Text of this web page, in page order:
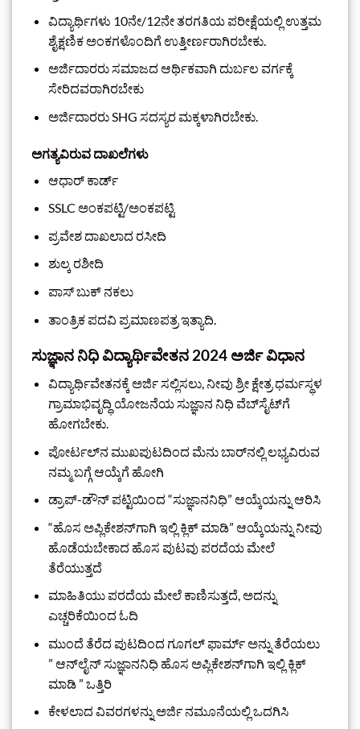
ವಿದ್ಯಾರ್ಥಿಗಳು 10ನೇ/12ನೇ ತರಗತಿಯ ಪರೀಕ್ಷೆಯಲ್ಲಿ ಉತ್ತಮ
ಶೈಕ್ಷಣಿಕ ಅಂಕಗಳೊಂದಿಗೆ ಉತ್ತೀರ್ಣರಾಗಿರಬೇಕು.
ಅರ್ಜಿದಾರರು ಸಮಾಜದ ಆರ್ಥಿಕವಾಗಿ ದುರ್ಬಲ ವರ್ಗಕ್ಕೆ
ಸೇರಿದವರಾಗಿರಬೇಕು
ಅರ್ಜಿದಾರರು SHG ಸದಸ್ಯರ ಮಕ್ಕಳಾಗಿರಬೇಕು.
ಅಗತ್ಯವಿರುವ ದಾಖಲೆಗಳು
ಆಧಾರ್ ಕಾರ್ಡ್
SSLC ಅಂಕಪಟ್ಟಿ/ಅಂಕಪಟ್ಟಿ
ಪ್ರವೇಶ ದಾಖಲಾದ ರಸೀದಿ
ಶುಲ್ಕ ರಶೀದಿ
ಪಾಸ್ ಬುಕ್ ನಕಲು
ತಾಂತ್ರಿಕ ಪದವಿ ಪ್ರಮಾಣಪತ್ರ ಇತ್ಯಾದಿ.
ಸುಜ್ಞಾನ ನಿಧಿ ವಿದ್ಯಾರ್ಥಿವೇತನ 2024 ಅರ್ಜಿ ವಿಧಾನ
ವಿದ್ಯಾರ್ಥಿವೇತನಕ್ಕೆ ಅರ್ಜಿ ಸಲ್ಲಿಸಲು, ನೀವು ಶ್ರೀ ಕ್ಷೇತ್ರ ಧರ್ಮಸ್ಥಳ
ಗ್ರಾಮಾಭಿವೃದ್ಧಿ ಯೋಜನೆಯ ಸುಜ್ಞಾನ ನಿಧಿ ವೆಬ್‌ಸೈಟ್‌ಗೆ
ಹೋಗಬೇಕು.
ಪೋರ್ಟಲ್‌ನ ಮುಖಪುಟದಿಂದ ಮೆನು ಬಾರ್‌ನಲ್ಲಿ ಲಭ್ಯವಿರುವ
ನಮ್ಮ ಬಗ್ಗೆ ಆಯ್ಕೆಗೆ ಹೋಗಿ
ಡ್ರಾಪ್-ಡೌನ್ ಪಟ್ಟಿಯಿಂದ “ಸುಜ್ಞಾನನಿಧಿ” ಆಯ್ಕೆಯನ್ನು ಆರಿಸಿ
“ಹೊಸ ಅಪ್ಲಿಕೇಶನ್‌ಗಾಗಿ ಇಲ್ಲಿ ಕ್ಲಿಕ್ ಮಾಡಿ” ಆಯ್ಕೆಯನ್ನು ನೀವು
ಹೊಡೆಯಬೇಕಾದ ಹೊಸ ಪುಟವು ಪರದೆಯ ಮೇಲೆ
ತೆರೆಯುತ್ತದೆ
ಮಾಹಿತಿಯು ಪರದೆಯ ಮೇಲೆ ಕಾಣಿಸುತ್ತದೆ, ಅದನ್ನು
ಎಚ್ಚರಿಕೆಯಿಂದ ಓದಿ
ಮುಂದೆ ತೆರೆದ ಪುಟದಿಂದ ಗೂಗಲ್ ಫಾರ್ಮ್ ಅನ್ನು ತೆರೆಯಲು
” ಆನ್‌ಲೈನ್ ಸುಜ್ಞಾನನಿಧಿ ಹೊಸ ಅಪ್ಲಿಕೇಶನ್‌ಗಾಗಿ ಇಲ್ಲಿ ಕ್ಲಿಕ್
ಮಾಡಿ ” ಒತ್ತಿರಿ
ಕೇಳಲಾದ ವಿವರಗಳನ್ನು ಅರ್ಜಿ ನಮೂನೆಯಲ್ಲಿ ಒದಗಿಸಿ